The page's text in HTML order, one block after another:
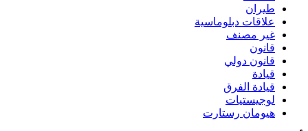
طيران
علاقات دبلوماسية
غير مصنف
قانون
قانون دولي
قيادة
قيادة الفرق
لوجيستيات
هيومان رستارت